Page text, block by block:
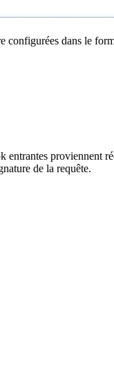
configurées dans le
entrantes proviennent
de la requête.